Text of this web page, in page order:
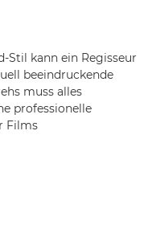
kann ein Regisseur
beeindruckende
muss alles
professionelle
Films